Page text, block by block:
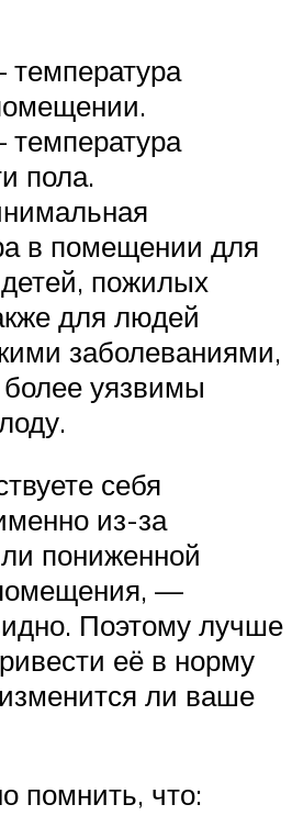
пола.
в помещении для
пожилых
для людей
заболеваниями,
более уязвимы
себя
из-за
пониженной
—
Поэтому лучше
её в норму
ли ваше
помнить, что: